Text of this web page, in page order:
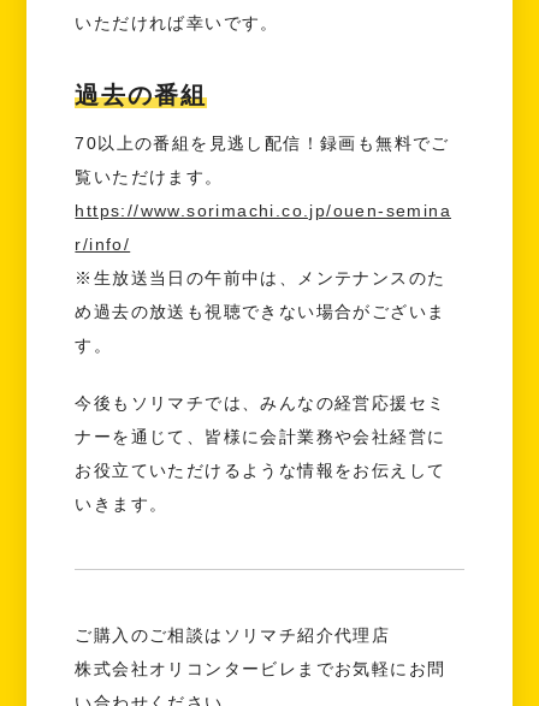
いただければ幸いです。
過去の番組
70以上の番組を見逃し配信！録画も無料でご
覧いただけます。
https://www.sorimachi.co.jp/ouen-semina
r/info/
※生放送当日の午前中は、メンテナンスのた
め過去の放送も視聴できない場合がございま
す。
今後もソリマチでは、みんなの経営応援セミ
ナーを通じて、皆様に会計業務や会社経営に
お役立ていただけるような情報をお伝えして
いきます。
ご購入のご相談はソリマチ紹介代理店
株式会社オリコンタービレまでお気軽にお問
い合わせください。